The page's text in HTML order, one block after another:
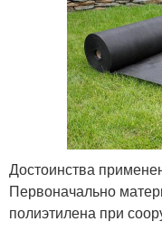
Достоинства
Первоначально
полиэтилена при